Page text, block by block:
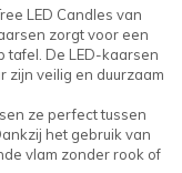
LED Candles van
zorgt voor een
tafel. De LED-kaarsen
zijn veilig en duurzaam
ze perfect tussen
het gebruik van
vlam zonder rook of